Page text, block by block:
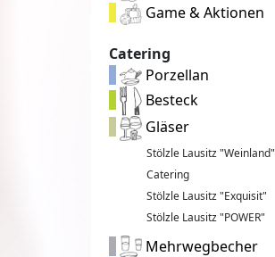
Game & Aktionen
Catering
Porzellan
Besteck
Gläser
Stölzle Lausitz "Weinland"
Catering
Stölzle Lausitz "Exquisit"
Stölzle Lausitz "POWER"
Mehrwegbecher